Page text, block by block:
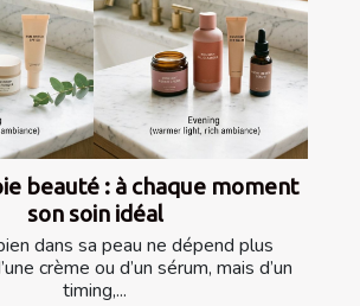
beauté : à chaque moment
son soin idéal
dans sa peau ne dépend plus
crème ou d’un sérum, mais d’un
timing,...